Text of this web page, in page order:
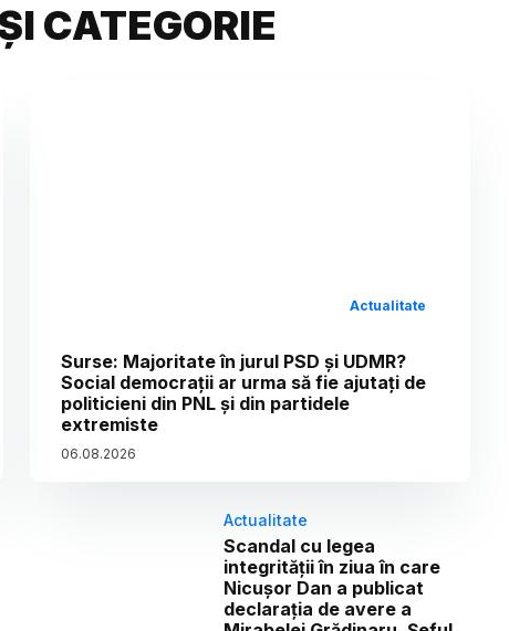
CATEGORIE
Actualitate
Surse: Majoritate în jurul PSD și UDMR?
Social democrații ar urma să fie ajutați de
politicieni din PNL și din partidele
extremiste
06.08.2026
Actualitate
Scandal cu legea
integrității în ziua în care
Nicușor Dan a publicat
declarația de avere a